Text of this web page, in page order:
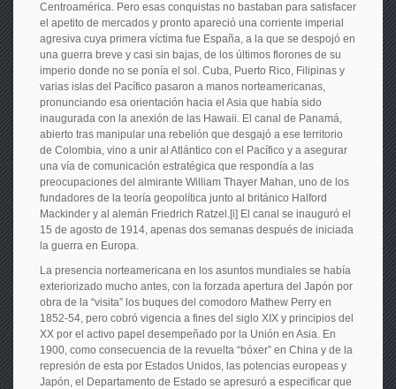
Centroamérica. Pero esas conquistas no bastaban para satisfacer
el apetito de mercados y pronto apareció una corriente imperial
agresiva cuya primera víctima fue España, a la que se despojó en
una guerra breve y casi sin bajas, de los últimos florones de su
imperio donde no se ponía el sol. Cuba, Puerto Rico, Filipinas y
varias islas del Pacífico pasaron a manos norteamericanas,
pronunciando esa orientación hacia el Asia que había sido
inaugurada con la anexión de las Hawaii. El canal de Panamá,
abierto tras manipular una rebelión que desgajó a ese territorio
de Colombia, vino a unir al Atlántico con el Pacífico y a asegurar
una vía de comunicación estratégica que respondía a las
preocupaciones del almirante William Thayer Mahan, uno de los
fundadores de la teoría geopolítica junto al británico Halford
Mackinder y al alemán Friedrich Ratzel.[i] El canal se inauguró el
15 de agosto de 1914, apenas dos semanas después de iniciada
la guerra en Europa.
La presencia norteamericana en los asuntos mundiales se había
exteriorizado mucho antes, con la forzada apertura del Japón por
obra de la “visita” los buques del comodoro Mathew Perry en
1852-54, pero cobró vigencia a fines del siglo XIX y principios del
XX por el activo papel desempeñado por la Unión en Asia. En
1900, como consecuencia de la revuelta “bóxer” en China y de la
represión de esta por Estados Unidos, las potencias europeas y
Japón, el Departamento de Estado se apresuró a especificar que